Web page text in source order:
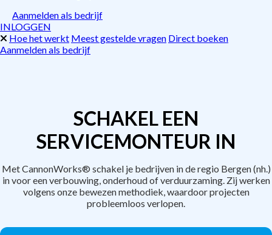
Aanmelden als bedrijf
INLOGGEN
Hoe het werkt Meest gestelde vragen Direct boeken
Aanmelden als bedrijf
SCHAKEL EEN
SERVICEMONTEUR IN
Met CannonWorks® schakel je bedrijven in de regio Bergen (nh.)
in voor een verbouwing, onderhoud of verduurzaming. Zij werken
volgens onze bewezen methodiek, waardoor projecten
probleemloos verlopen.